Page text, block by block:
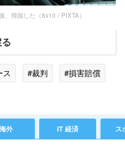
、帰国した（8x10 / PIXTA）
ス #裁判
#損害賠償
海外 IT 経済 ス